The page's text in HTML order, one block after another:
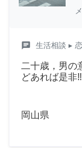
chat 生活相談 ▸
二十歳，男の
どあれば是非‼︎
岡山県